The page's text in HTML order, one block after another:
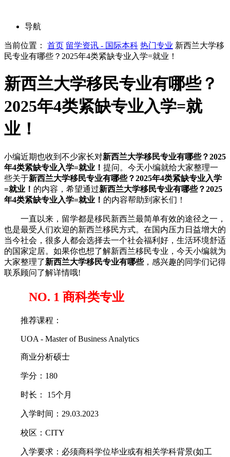
导航
当前位置： 首页 留学资讯 - 国际本科 热门专业 新西兰大学移
民专业有哪些？2025年4类紧缺专业入学=就业！
新西兰大学移民专业有哪些？
2025年4类紧缺专业入学=就
业！
小编近期也收到不少家长对新西兰大学移民专业有哪些？2025
年4类紧缺专业入学=就业！ 提问。今天小编就给大家整理一
些关于新西兰大学移民专业有哪些？2025年4类紧缺专业入学
=就业！ 的内容，希望通过新西兰大学移民专业有哪些？2025
年4类紧缺专业入学=就业！ 的内容帮助到家长们！
一直以来，留学都是移民新西兰最简单有效的途径之一，
也是最受人们欢迎的新西兰移民方式。在国内压力日益增大的
当今社会，很多人都会选择去一个社会福利好，生活环境舒适
的国家定居。如果你也想了解新西兰移民专业，今天小编就为
大家整理了新西兰大学移民专业有哪些，感兴趣的同学们记得
联系顾问了解详情哦!
NO. 1 商科类专业
推荐课程：
UOA - Master of Business Analytics
商业分析硕士
学分：180
时长： 15个月
入学时间：29.03.2023
校区：CITY
入学要求：必须商科学位毕业或有相关学科背景(如工